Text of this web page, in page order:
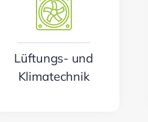
Lüftungs- und
Klimatechnik